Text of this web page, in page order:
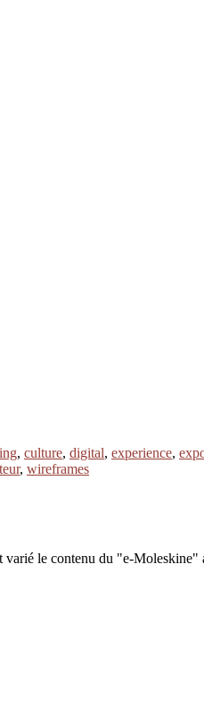
, culture, digital, experience,
, wireframes
varié le contenu du "e-Moleskine"